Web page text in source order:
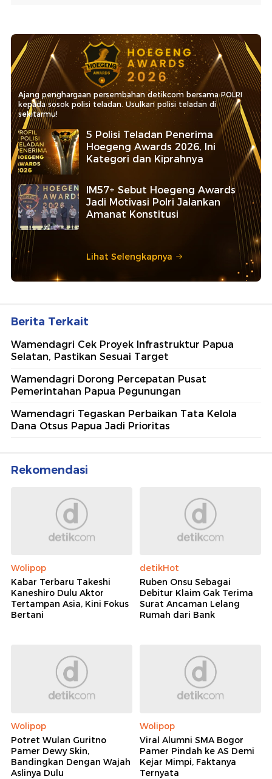
Ajang penghargaan persembahan detikcom bersama POLRI
kepada sosok polisi teladan. Usulkan polisi teladan di
sekitarmu!
5 Polisi Teladan Penerima
Hoegeng Awards 2026, Ini
Kategori dan Kiprahnya
IM57+ Sebut Hoegeng Awards
Jadi Motivasi Polri Jalankan
Amanat Konstitusi
Lihat Selengkapnya
Berita Terkait
Wamendagri Cek Proyek Infrastruktur Papua
Selatan, Pastikan Sesuai Target
Wamendagri Dorong Percepatan Pusat
Pemerintahan Papua Pegunungan
Wamendagri Tegaskan Perbaikan Tata Kelola
Dana Otsus Papua Jadi Prioritas
Rekomendasi
Wolipop
Kabar Terbaru Takeshi
Kaneshiro Dulu Aktor
Tertampan Asia, Kini Fokus
Bertani
detikHot
Ruben Onsu Sebagai
Debitur Klaim Gak Terima
Surat Ancaman Lelang
Rumah dari Bank
Wolipop
Potret Wulan Guritno
Pamer Dewy Skin,
Bandingkan Dengan Wajah
Aslinya Dulu
Wolipop
Viral Alumni SMA Bogor
Pamer Pindah ke AS Demi
Kejar Mimpi, Faktanya
Ternyata